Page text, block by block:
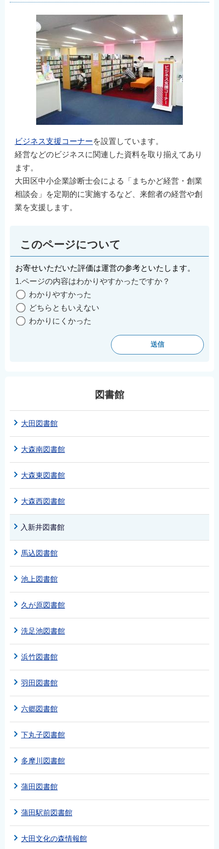
ビジネス支援コーナーを設置しています。
経営などのビジネスに関連した資料を取り揃えてあり
ます。
大田区中小企業診断士会による「まちかど経営・創業
相談会」を定期的に実施するなど、来館者の経営や創
業を支援します。
このページについて
お寄せいただいた評価は運営の参考といたします。
1.ページの内容はわかりやすかったですか？
わかりやすかった
どちらともいえない
わかりにくかった
図書館
大田図書館
大森南図書館
大森東図書館
大森西図書館
入新井図書館
馬込図書館
池上図書館
久が原図書館
洗足池図書館
浜竹図書館
羽田図書館
六郷図書館
下丸子図書館
多摩川図書館
蒲田図書館
蒲田駅前図書館
大田文化の森情報館